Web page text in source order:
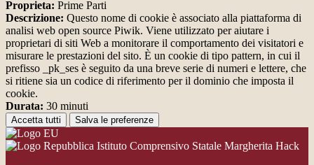
Proprieta: Prime Parti
Descrizione: Questo nome di cookie è associato alla piattaforma di
analisi web open source Piwik. Viene utilizzato per aiutare i
proprietari di siti Web a monitorare il comportamento dei visitatori e
misurare le prestazioni del sito. È un cookie di tipo pattern, in cui il
prefisso _pk_ses è seguito da una breve serie di numeri e lettere, che
si ritiene sia un codice di riferimento per il dominio che imposta il
cookie.
Durata: 30 minuti
Accetta tutti Salva le preferenze
Istituto Comprensivo Statale Margherita Hack